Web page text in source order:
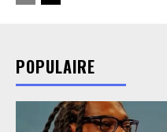
POPULAIRE